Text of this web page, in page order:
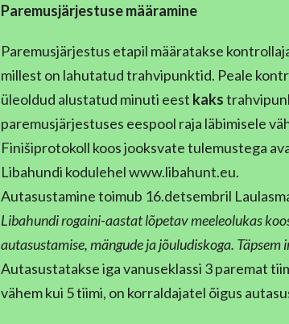
Paremusjärjestuse määramine
Paremusjärjestus etapil määratakse
millest on lahutatud trahvipunktid. Peale
üleoldud alustatud minuti eest kaks
paremusjärjestuses eespool raja läbimisele
Finišiprotokoll koos jooksvate tulemustega
Libahundi kodulehel www.libahunt.eu.
Autasustamine toimub 16.detsembril
Libahundi rogaini-aastat lõpetav meeleolukas
autasustamise, mängude ja jõuludiskoga.
Autasustatakse iga vanuseklassi 3 paremat
vähem kui 5 tiimi, on korraldajatel õigus